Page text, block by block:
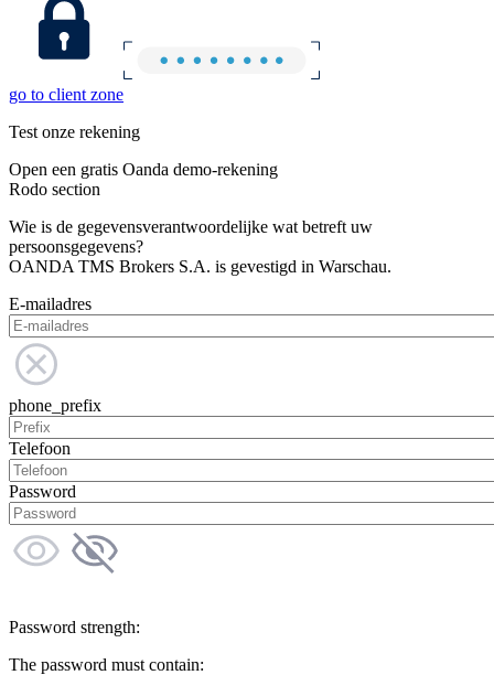
go to client zone
Test onze rekening
Open een gratis Oanda demo-rekening
Rodo section
Wie is de gegevensverantwoordelijke wat betreft uw
persoonsgegevens?
OANDA TMS Brokers S.A. is gevestigd in Warschau.
E-mailadres
phone_prefix
Telefoon
Password
Password strength:
The password must contain: